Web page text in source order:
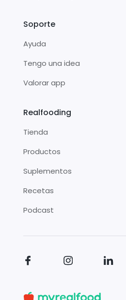
Soporte
Ayuda
Tengo una idea
Valorar app
Realfooding
Tienda
Productos
Suplementos
Recetas
Podcast